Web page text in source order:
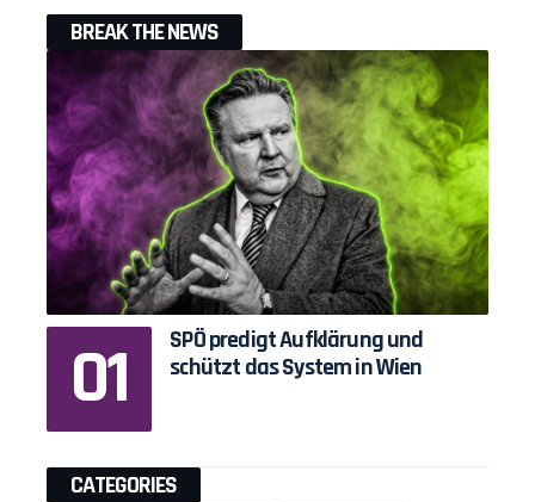
BREAK THE NEWS
SPÖ predigt Aufklärung und
schützt das System in Wien
CATEGORIES